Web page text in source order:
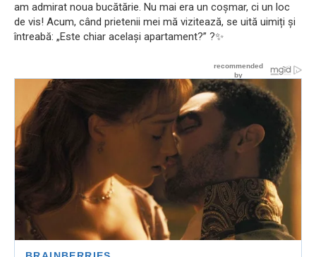
am admirat noua bucătărie. Nu mai era un coșmar, ci un loc
de vis! Acum, când prietenii mei mă vizitează, se uită uimiți și
întreabă: „Este chiar același apartament?” ?✨